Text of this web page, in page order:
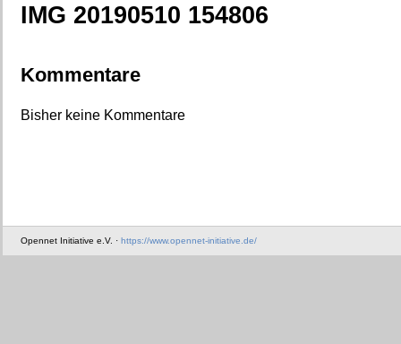
IMG 20190510 154806
Kommentare
Bisher keine Kommentare
Opennet Initiative e.V. · https://www.opennet-initiative.de/